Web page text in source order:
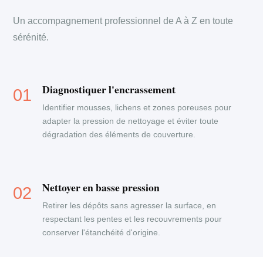
Un accompagnement professionnel de A à Z en toute
sérénité.
Diagnostiquer l'encrassement
Identifier mousses, lichens et zones poreuses pour
adapter la pression de nettoyage et éviter toute
dégradation des éléments de couverture.
Nettoyer en basse pression
Retirer les dépôts sans agresser la surface, en
respectant les pentes et les recouvrements pour
conserver l'étanchéité d'origine.